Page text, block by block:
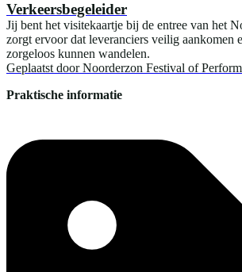
Verkeersbegeleider
Jij bent het visitekaartje bij de entree van het
zorgt ervoor dat leveranciers veilig aankomen
zorgeloos kunnen wandelen.
Geplaatst door Noorderzon Festival of
Praktische informatie